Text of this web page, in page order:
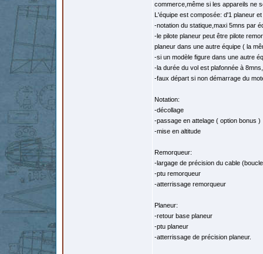
commerce,même si les appareils ne
L'équipe est composée: d'1 planeur
-notation du statique,maxi 5mns par
-le pilote planeur peut être pilote
planeur dans une autre équipe ( la
-si un modèle figure dans une autre
-la durée du vol est plafonnée à
-faux départ si non démarrage du
Notation:
-décollage
-passage en attelage ( option bonus )
-mise en altitude
Remorqueur:
-largage de précision du cable
-ptu remorqueur
-atterrissage remorqueur
Planeur:
-retour base planeur
-ptu planeur
-atterrissage de précision planeur.